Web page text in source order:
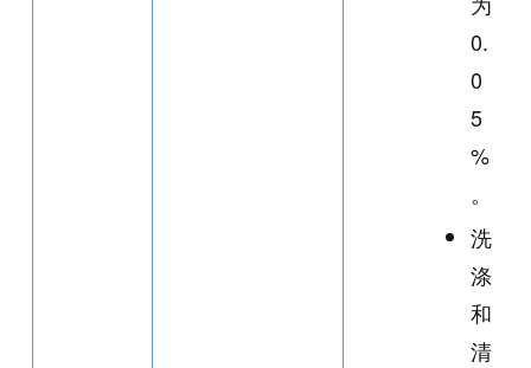
0.
0
5
%
。
洗
涤
和
清